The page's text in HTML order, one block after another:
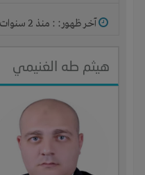
آخر ظهور: : منذ 2 سنوات
هيثم طه الغنيمي